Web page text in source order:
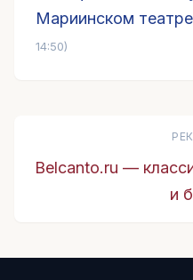
Мариинском театре
14:50)
Belcanto.ru —
и